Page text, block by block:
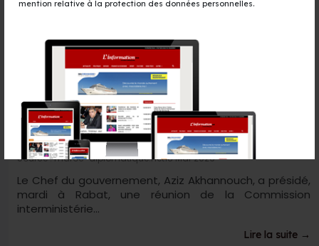
mention relative à la protection des données personnelles.
Séisme Al Haouz : Aziz Akhannouch accélère
la reconstruction
Source : maroc-diplomatique.net18 Mar 2026
Le Chef du gouvernement, Aziz Akhannouch, a présidé,
mardi à Rabat, une réunion de la Commission
interministérie...
Lire la suite →